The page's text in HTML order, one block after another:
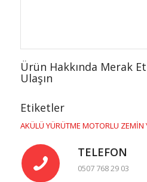
Ürün Hakkında Merak
Ulaşın
Etiketler
AKÜLÜ YÜRÜTME MOTORLU
TELEFON
0507 768 29 03